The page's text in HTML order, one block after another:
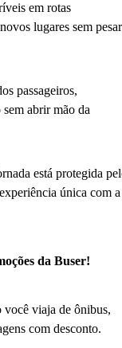
em rotas
lugares sem pesar
passageiros,
abrir mão da
está protegida
única com a
da Buser!
viaja de ônibus,
com desconto.